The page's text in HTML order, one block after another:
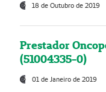
18 de Outubro de 2019
Prestador
(51004335-0)
01 de Janeiro de 2019